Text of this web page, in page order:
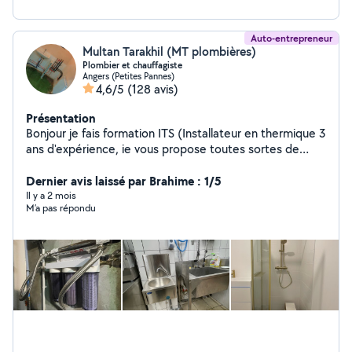
Auto-entrepreneur
Multan Tarakhil (MT plombières)
Plombier et chauffagiste
Angers (Petites Pannes)
4,6/5 (128 avis)
Présentation
Bonjour je fais formation ITS (Installateur en thermique 3
ans d'expérience, ie vous propose toutes sortes de
rénovation, dépannage, urgence ou conseils).
PLOMBIÈRE : Création et rénovation salle de bain -
Installation / Dépannage / Remplacement: - Chauffe-
- WC à poser ou Suspendu - Chasse d'eau - Douche à
l'italienne -Baignoire - Fuite Salle de bain, salle d'eau,
sanitaire, ballon d'eau chaude, dépannages Montages
de meubles Poser de tringles Fair peinture Posé de
tapisserie Cordialement
Dernier avis laissé par Brahime : 1/5
Il y a 2 mois
M’a pas répondu